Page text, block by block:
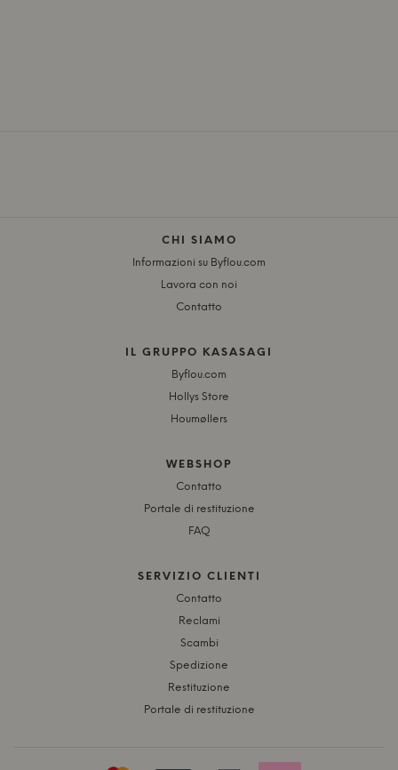
CHI SIAMO
Informazioni su Byflou.com
Lavora con noi
Contatto
IL GRUPPO KASASAGI
Byflou.com
Hollys Store
Houmøllers
WEBSHOP
Contatto
Portale di restituzione
FAQ
SERVIZIO CLIENTI
Contatto
Reclami
Scambi
Spedizione
Restituzione
Portale di restituzione